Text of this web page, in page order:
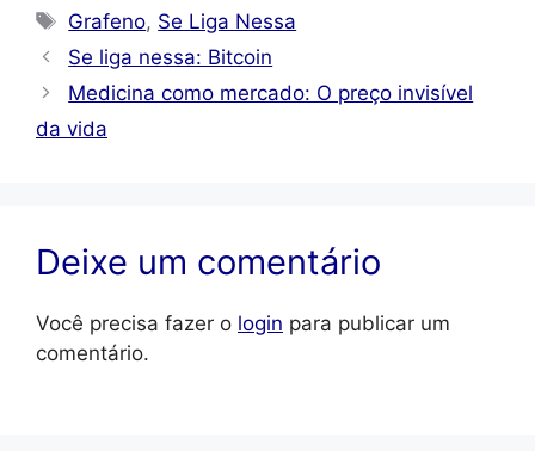
Tags
Grafeno, Se Liga Nessa
Se liga nessa: Bitcoin
Medicina como mercado: O preço invisível
da vida
Deixe um comentário
Você precisa fazer o login para publicar um
comentário.